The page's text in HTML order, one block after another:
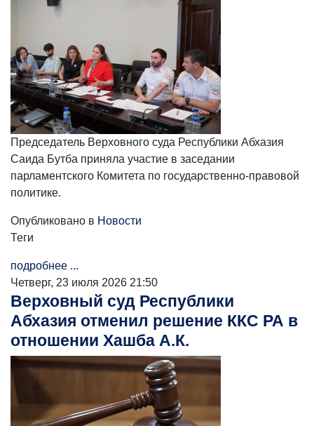
Председатель Верховного суда Республики Абхазия
Саида Бутба приняла участие в заседании
парламентского Комитета по государственно-правовой
политике.
Опубликовано в Новости
Теги
подробнее ...
Четверг, 23 июля 2026 21:50
Верховный суд Республики
Абхазия отменил решение ККС РА в
отношении Хашба А.К.